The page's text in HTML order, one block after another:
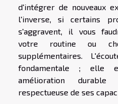
d'intégrer de nouveaux
l'inverse, si certains
s'aggravent, il vous
votre routine ou
supplémentaires.
fondamentale ; elle
amélioration
respectueuse de ses